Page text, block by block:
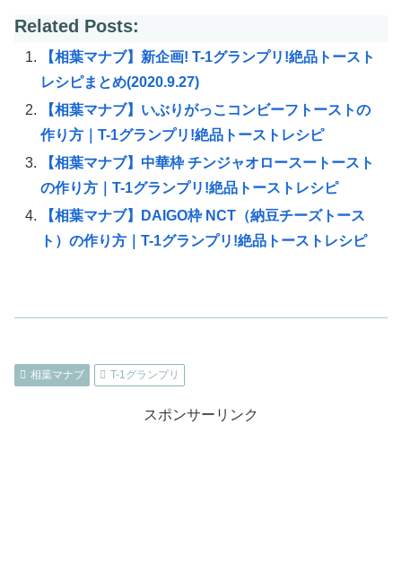
Related Posts:
【相葉マナブ】新企画! T-1グランプリ!絶品トースト
レシピまとめ(2020.9.27)
【相葉マナブ】いぶりがっこコンビーフトーストの
作り方｜T-1グランプリ!絶品トーストレシピ
【相葉マナブ】中華枠 チンジャオロースートースト
の作り方｜T-1グランプリ!絶品トーストレシピ
【相葉マナブ】DAIGO枠 NCT（納豆チーズトース
ト）の作り方｜T-1グランプリ!絶品トーストレシピ
相葉マナブ T-1グランプリ
スポンサーリンク